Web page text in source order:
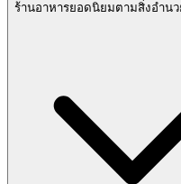
ร้านอาหารยอดนิยมตามสิ่งอำน